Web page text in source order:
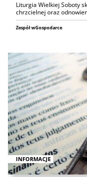
Liturgia Wielkiej Soboty
chrzcielnej oraz
Zespół wGospodarce
INFORMACJE